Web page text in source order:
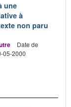
une
à
non paru
Date de
05-2000